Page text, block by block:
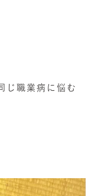
じ職業病に悩む